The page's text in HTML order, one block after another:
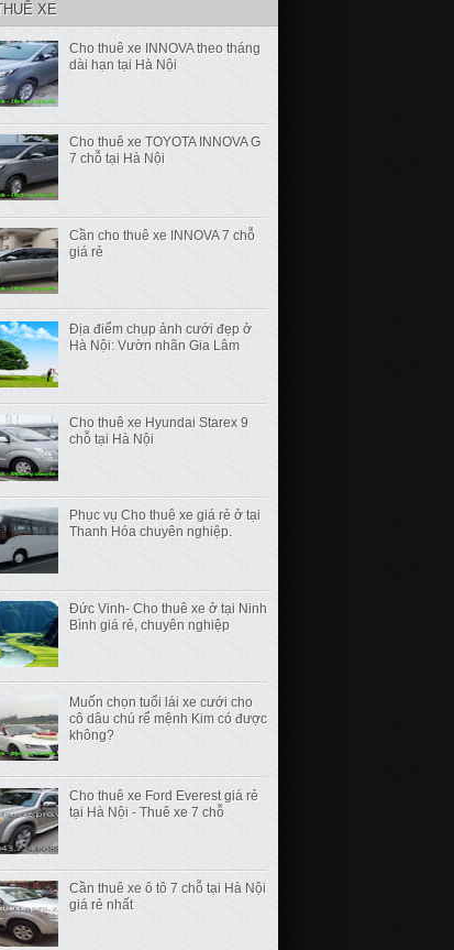
XE
Cho thuê xe INNOVA theo tháng
dài hạn tại Hà Nội
Cho thuê xe TOYOTA INNOVA G
7 chỗ tại Hà Nội
Cần cho thuê xe INNOVA 7 chỗ
giá rẻ
Địa điểm chụp ảnh cưới đẹp ở
Hà Nội: Vườn nhãn Gia Lâm
Cho thuê xe Hyundai Starex 9
chỗ tại Hà Nội
Phục vụ Cho thuê xe giá rẻ ở tại
Thanh Hóa chuyên nghiệp.
Đức Vinh- Cho thuê xe ở tại Ninh
Bình giá rẻ, chuyên nghiệp
Muốn chọn tuổi lái xe cưới cho
cô dâu chú rể mệnh Kim có được
không?
Cho thuê xe Ford Everest giá rẻ
tại Hà Nội - Thuê xe 7 chỗ
Cần thuê xe ô tô 7 chỗ tại Hà Nội
giá rẻ nhất